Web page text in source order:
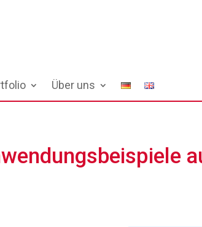
Über uns